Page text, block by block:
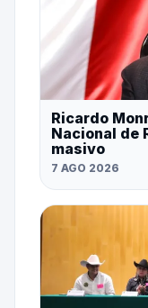
Ricardo
Nacional de
masivo
7 AGO 2026